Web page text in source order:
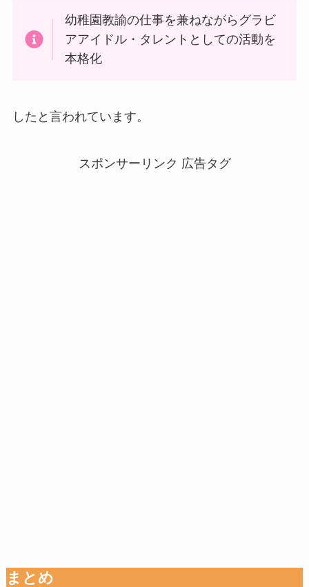
幼稚園教諭の仕事を兼ねながらグラビ
アアイドル・タレントとしての活動を
本格化
したと言われています。
スポンサーリンク 広告タグ
まとめ